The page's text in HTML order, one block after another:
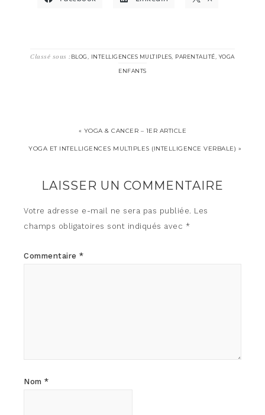
Classé sous :BLOG, INTELLIGENCES MULTIPLES, PARENTALITÉ,YOGA
ENFANTS
« YOGA & CANCER – 1ER ARTICLE
YOGA ET INTELLIGENCES MULTIPLES (INTELLIGENCE VERBALE) »
LAISSER UN COMMENTAIRE
Votre adresse e-mail ne sera pas publiée. Les
champs obligatoires sont indiqués avec *
Commentaire *
Nom *